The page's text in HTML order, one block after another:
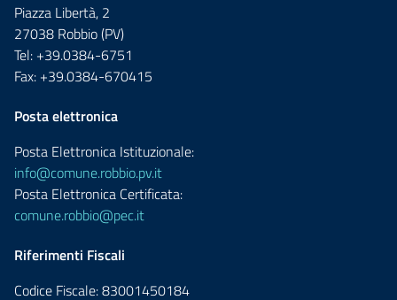
Piazza Libertà, 2
27038 Robbio (PV)
Tel: +39.0384-6751
Fax: +39.0384-670415
Posta elettronica
Posta Elettronica Istituzionale:
info@comune.robbio.pv.it
Posta Elettronica Certificata:
comune.robbio@pec.it
Riferimenti Fiscali
Codice Fiscale: 83001450184